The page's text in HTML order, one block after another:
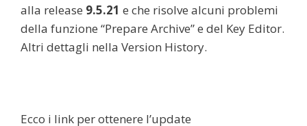
alla release 9.5.21 e che risolve alcuni problemi
della funzione “Prepare Archive” e del Key Editor.
Altri dettagli nella Version History.
Ecco i link per ottenere l’update